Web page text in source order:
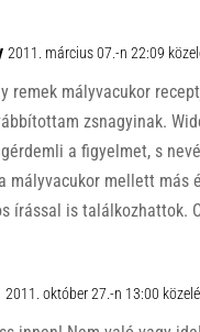
2011. március 07.-n 22:09
remek mályvacukor
zsnagyinak.
a figyelmet, s
mályvacukor mellett más
írással is találkozhattok.
2011. október 27.-n 13:00